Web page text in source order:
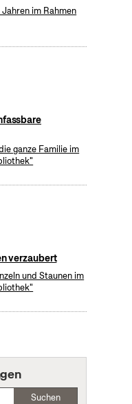
im Rahmen
ganze Familie im
verzaubert
und Staunen im
Suchen